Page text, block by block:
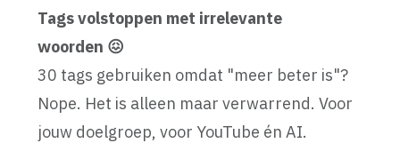
Tags volstoppen met irrelevante
woorden 😖
30 tags gebruiken omdat "meer beter is"?
Nope. Het is alleen maar verwarrend. Voor
jouw doelgroep, voor YouTube én AI.